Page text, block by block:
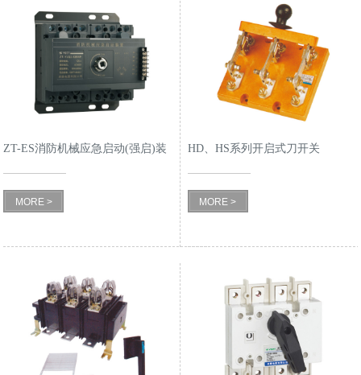
ZT-ES消防机械应急启动(强启)装
置
MORE >
HD、HS系列开启式刀开关
MORE >